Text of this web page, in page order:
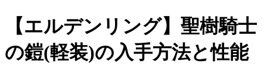
【エルデンリング】聖樹騎士
の鎧(軽装)の入手方法と性能